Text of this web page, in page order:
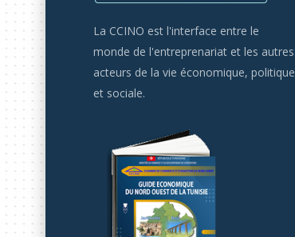
La CCINO est l'interface entre le
monde de l'entreprenariat et les autres
acteurs de la vie économique, politique
et sociale.